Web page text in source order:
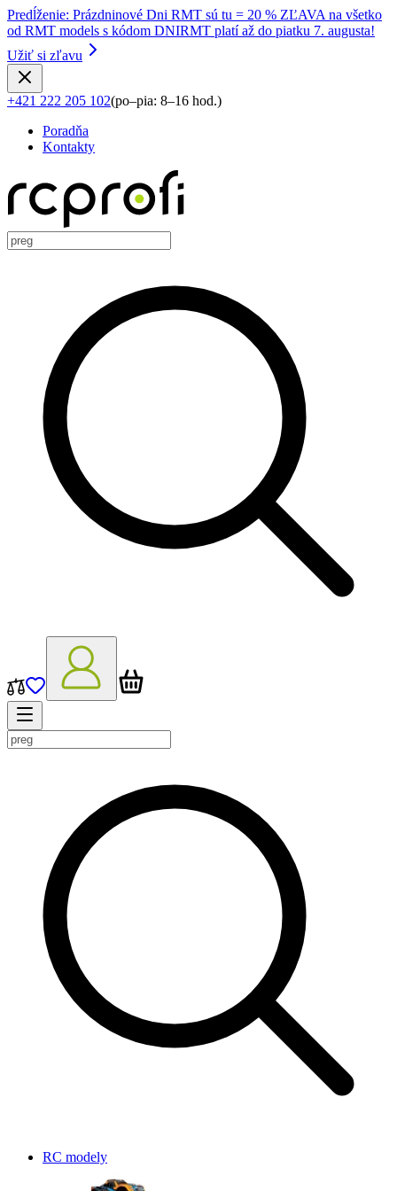
Predĺženie: Prázdninové Dni RMT sú tu = 20 % ZĽAVA na všetko
od RMT models s kódom DNIRMT platí až do piatku 7. augusta!
Užiť si zľavu
+421 222 205 102(po–pia: 8–16 hod.)
Poradňa
Kontakty
RC modely